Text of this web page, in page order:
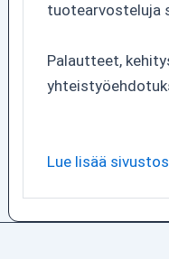
tuotearvosteluja
Palautteet,
Lue lisää